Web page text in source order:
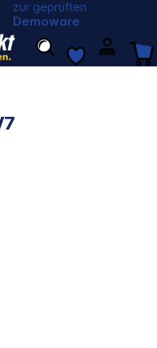
zur geprüften
Demoware